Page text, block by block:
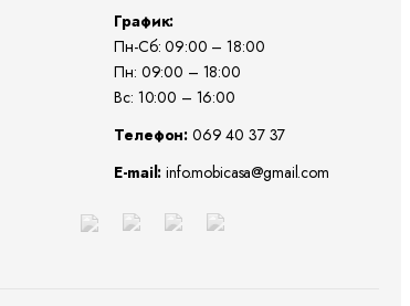
График:
Пн-Сб: 09:00 – 18:00
Пн: 09:00 – 18:00
Вс: 10:00 – 16:00
Телефон: 069 40 37 37
E-mail: info.mobicasa@gmail.com